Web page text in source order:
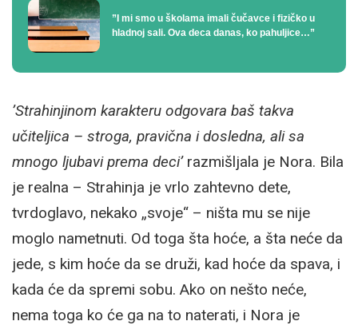
”I mi smo u školama imali čučavce i fizičko u
hladnoj sali. Ova deca danas, ko pahuljice…”
’Strahinjinom karakteru odgovara baš takva
učiteljica – stroga, pravična i dosledna, ali sa
mnogo ljubavi prema deci’razmišljala je Nora. Bila
je realna – Strahinja je vrlo zahtevno dete,
tvrdoglavo, nekako „svoje“ – ništa mu se nije
moglo nametnuti. Od toga šta hoće, a šta neće da
jede, s kim hoće da se druži, kad hoće da spava, i
kada će da spremi sobu. Ako on nešto neće,
nema toga ko će ga na to naterati, i Nora je